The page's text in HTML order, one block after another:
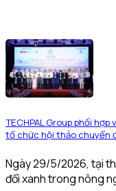
TECHPAL Group phối
tổ chức hội thảo chuyển
Ngày 29/5/2026, tại
đổi xanh trong nông